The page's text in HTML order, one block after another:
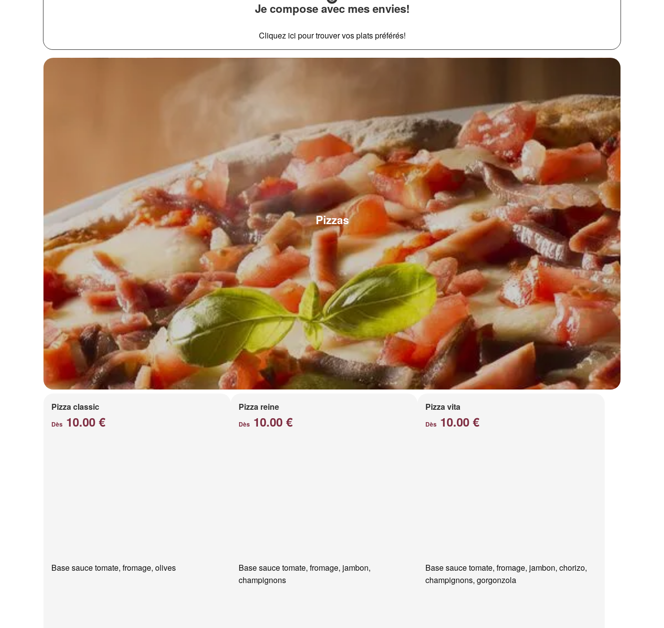
Je compose avec mes envies!
Cliquez ici pour trouver vos plats préférés!
Pizzas
Pizza classic
Dès 10.00 €
Base sauce tomate, fromage, olives
Pizza reine
Dès10.00 €
Base sauce tomate, fromage, jambon,
champignons
Pizza vita
Dès 10.00 €
Base sauce tomate, fromage, jambon, chorizo,
champignons, gorgonzola